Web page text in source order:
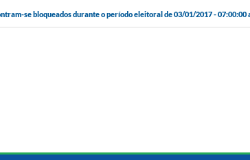
se bloqueados durante o período eleitoral de 03/01/2017 - 07:00:00